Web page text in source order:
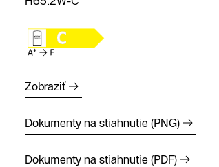
Zobraziť
Dokumenty na stiahnutie (PNG)
Dokumenty na stiahnutie (PDF)